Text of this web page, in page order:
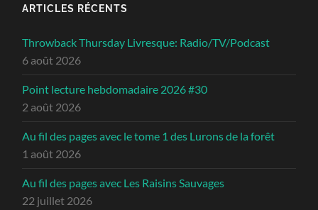
ARTICLES RÉCENTS
Throwback Thursday Livresque: Radio/TV/Podcast
6 août 2026
Point lecture hebdomadaire 2026 #30
2 août 2026
Au fil des pages avec le tome 1 des Lurons de la forêt
1 août 2026
Au fil des pages avec Les Raisins Sauvages
22 juillet 2026